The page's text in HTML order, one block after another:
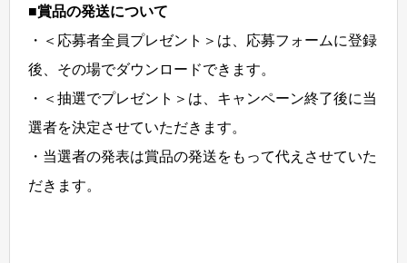
■賞品の発送について
・＜応募者全員プレゼント＞は、応募フォームに登録
後、その場でダウンロードできます。
・＜抽選でプレゼント＞は、キャンペーン終了後に当
選者を決定させていただきます。
・当選者の発表は賞品の発送をもって代えさせていた
だきます。